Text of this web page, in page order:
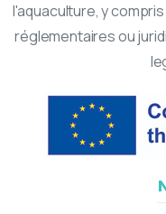
l'aquaculture, y
réglementaires ou